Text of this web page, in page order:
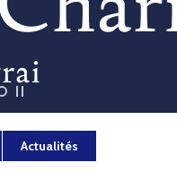
Actualités